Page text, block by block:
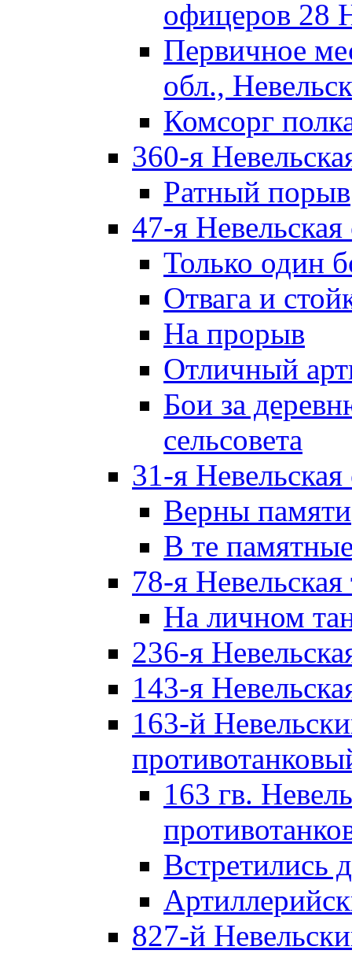
офицеров 28
Первичное
обл.,
Комсорг
360-я
Ратный порыв
47-я Невельская
Только один
Отвага и
На прорыв
Отличный
Бои за
сельсовета
31-я Невельская
Верны памяти
В те
78-я Невельская
На личном
236-я
143-я
163-й
163 гв.
Встретились
827-й